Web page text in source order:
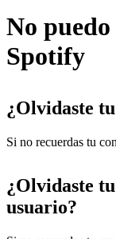
No
Spotify
¿Olvidaste
Si no recuerdas tu
¿Olvidaste
usuario?